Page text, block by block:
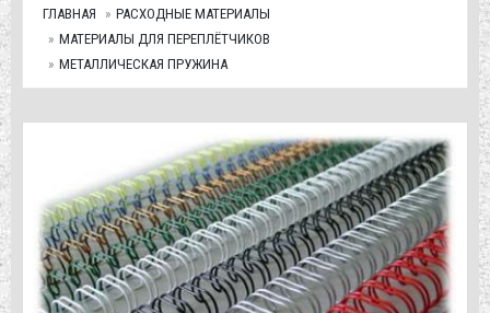
ГЛАВНАЯ
РАСХОДНЫЕ МАТЕРИАЛЫ
МАТЕРИАЛЫ ДЛЯ ПЕРЕПЛЁТЧИКОВ
МЕТАЛЛИЧЕСКАЯ ПРУЖИНА